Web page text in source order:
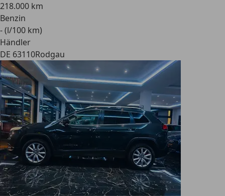
218.000 km
Benzin
- (l/100 km)
Händler
DE 63110Rodgau